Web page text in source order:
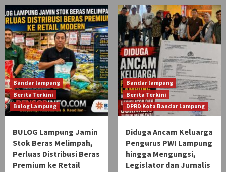
Bandar lampung
Berita Terkini
Bulog Lampung
BULOG Lampung Jamin
Stok Beras Melimpah,
Perluas Distribusi Beras
Premium ke Retail
Bandar lampung
Berita Terkini
DPRD Kota Bandar Lampung
Diduga Ancam Keluarga
Pengurus PWI Lampung
hingga Mengungsi,
Legislator dan Jurnalis